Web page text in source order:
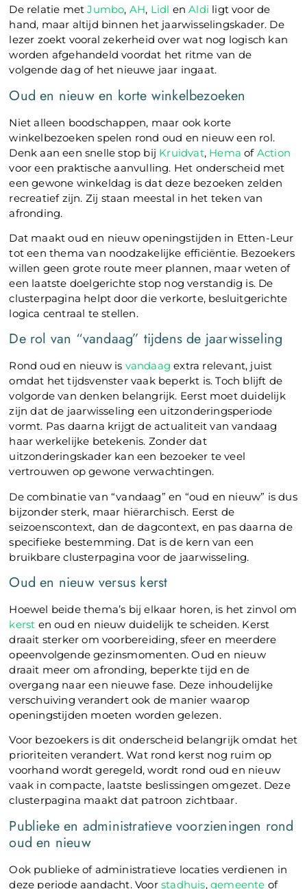
De relatie metJumbo, AH, Lidl enAldi ligt voor de
hand, maar altijd binnen het jaarwisselingskader. De
lezer zoekt vooral zekerheid over wat nog logisch kan
worden afgehandeld voordat het ritme van de
volgende dag of het nieuwe jaar ingaat.
Oud en nieuw en korte winkelbezoeken
Niet alleen boodschappen, maar ook korte
winkelbezoeken spelen rond oud en nieuw een rol.
Denk aan een snelle stop bij Kruidvat, Hema of Action
voor een praktische aanvulling. Het onderscheid met
een gewone winkeldag is dat deze bezoeken zelden
recreatief zijn. Zij staan meestal in het teken van
afronding.
Dat maakt oud en nieuw openingstijden in Etten-Leur
tot een thema van noodzakelijke efficiëntie. Bezoekers
willen geen grote route meer plannen, maar weten of
een laatste doelgerichte stop nog verstandig is. De
clusterpagina helpt door die verkorte, besluitgerichte
logica centraal te stellen.
De rol van “vandaag” tijdens de jaarwisseling
Rond oud en nieuw is vandaag extra relevant, juist
omdat het tijdsvenster vaak beperkt is. Toch blijft de
volgorde van denken belangrijk. Eerst moet duidelijk
zijn dat de jaarwisseling een uitzonderingsperiode
vormt. Pas daarna krijgt de actualiteit van vandaag
haar werkelijke betekenis. Zonder dat
uitzonderingskader kan een bezoeker te veel
vertrouwen op gewone verwachtingen.
De combinatie van “vandaag” en “oud en nieuw” is dus
bijzonder sterk, maar hiërarchisch. Eerst de
seizoenscontext, dan de dagcontext, en pas daarna de
specifieke bestemming. Dat is de kern van een
bruikbare clusterpagina voor de jaarwisseling.
Oud en nieuw versus kerst
Hoewel beide thema’s bij elkaar horen, is het zinvol om
kerst en oud en nieuw duidelijk te scheiden. Kerst
draait sterker om voorbereiding, sfeer en meerdere
opeenvolgende gezinsmomenten. Oud en nieuw
draait meer om afronding, beperkte tijd en de
overgang naar een nieuwe fase. Deze inhoudelijke
verschuiving verandert ook de manier waarop
openingstijden moeten worden gelezen.
Voor bezoekers is dit onderscheid belangrijk omdat het
prioriteiten verandert. Wat rond kerst nog ruim op
voorhand wordt geregeld, wordt rond oud en nieuw
vaak in compacte, laatste beslissingen omgezet. Deze
clusterpagina maakt dat patroon zichtbaar.
Publieke en administratieve voorzieningen rond
oud en nieuw
Ook publieke of administratieve locaties verdienen in
deze periode aandacht. Voorstadhuis,gemeente of